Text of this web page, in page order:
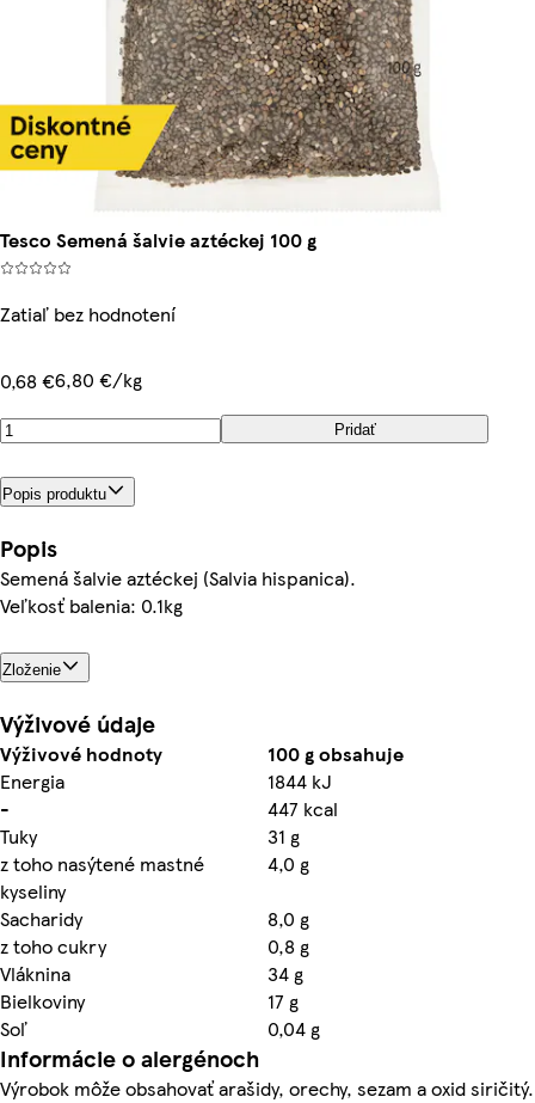
Tesco Semená šalvie aztéckej 100 g
Zatiaľ bez hodnotení
0,68 €6,80 €/kg
Pridať
Popis produktu
Popis
Semená šalvie aztéckej (Salvia hispanica).
Veľkosť balenia: 0.1kg
Zloženie
Výživové údaje
Výživové hodnoty
100 g obsahuje
Energia
1844 kJ
-
447 kcal
Tuky
31 g
z toho nasýtené mastné
kyseliny
4,0 g
Sacharidy
8,0 g
z toho cukry
0,8 g
Vláknina
34 g
Bielkoviny
17 g
Soľ
0,04 g
Informácie o alergénoch
Výrobok môže obsahovať arašidy, orechy, sezam a oxid siričitý.